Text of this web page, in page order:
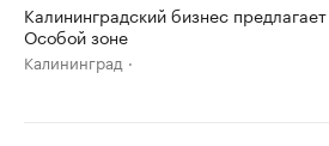
Калининградский бизнес
Особой зоне
Калининград